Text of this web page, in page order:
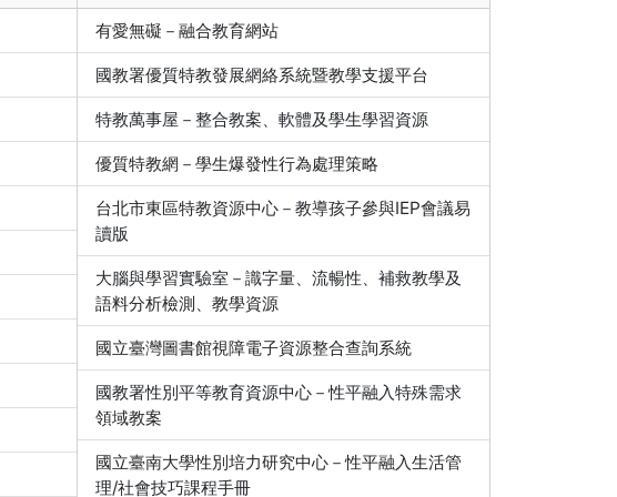
有愛無礙－融合教育網站
國教署優質特教發展網絡系統暨教學支援平台
特教萬事屋－整合教案、軟體及學生學習資源
優質特教網－學生爆發性行為處理策略
台北市東區特教資源中心－教導孩子參與IEP會議易
讀版
大腦與學習實驗室－識字量、流暢性、補救教學及
語料分析檢測、教學資源
國立臺灣圖書館視障電子資源整合查詢系統
國教署性別平等教育資源中心－性平融入特殊需求
領域教案
國立臺南大學性別培力研究中心－性平融入生活管
理/社會技巧課程手冊